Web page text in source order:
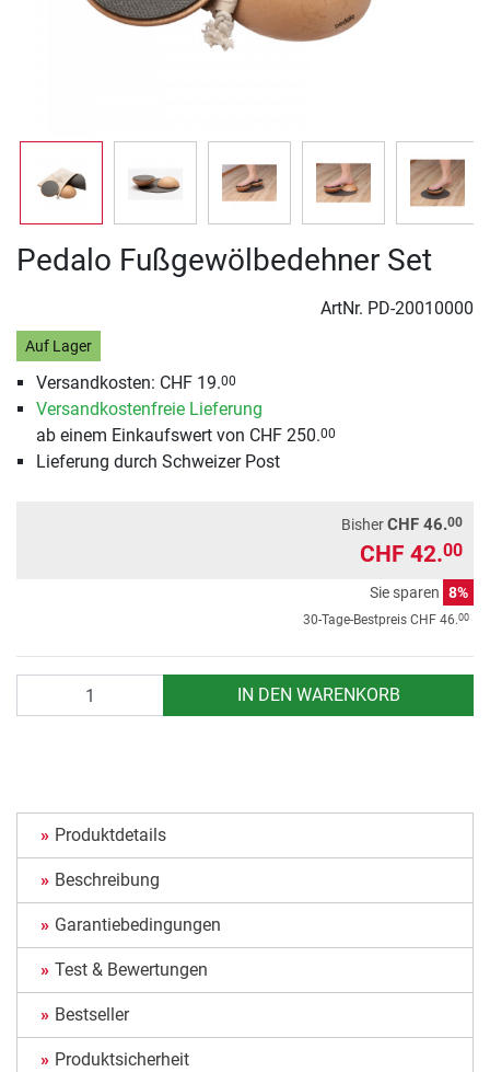
Pedalo Fußgewölbedehner Set
ArtNr. PD-20010000
Auf Lager
Versandkosten: CHF 19.00
Versandkostenfreie Lieferung
ab einem Einkaufswert von CHF 250.00
Lieferung durch Schweizer Post
BisherCHF 46.00
CHF 42.00
Sie sparen 8%
30-Tage-Bestpreis CHF 46.00
IN DEN WARENKORB
Produktdetails
Beschreibung
Garantiebedingungen
Test & Bewertungen
Bestseller
Produktsicherheit